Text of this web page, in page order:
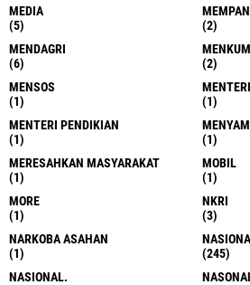
MEDIA
(5)
(2)
MENDAGRI
(6)
(2)
MENSOS
(1)
(1)
MENTERI PENDIKIAN
(1)
(1)
MERESAHKAN MASYARAKAT
(1)
MOBIL
(1)
MORE
(1)
NKRI
(3)
NARKOBA ASAHAN
(1)
(245)
NASIONAL.